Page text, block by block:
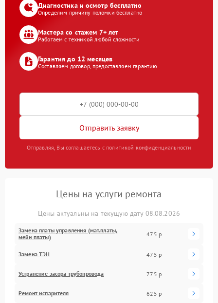
Диагностика и осмотр бесплатно
Определим причину поломки бесплатно
Мастера со стажем 7+ лет
Работаем с техникой любой сложности
Гарантия до 12 месяцев
Составляем договор, предоставляем гарантию
Отправить заявку
Отправляя, Вы соглашаетесь с политикой конфиденциальности
Цены на услуги ремонта
Цены актуальны на текущую дату 08.08.2026
Замена платы управления (мат.платы,
мейн платы)
475 р
Замена ТЭН 475 р
Устранение засора трубопровода 775 р
Ремонт испарителя 625 р